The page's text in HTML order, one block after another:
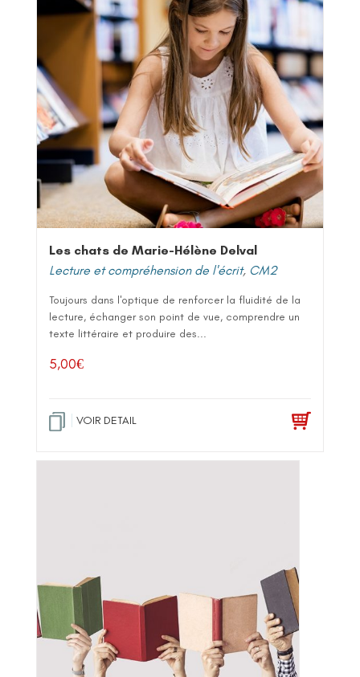
Les chats de Marie-Hélène Delval
Lecture et compréhension de l'écrit, CM2
Toujours dans l'optique de renforcer la fluidité de la
lecture, échanger son point de vue, comprendre un
texte littéraire et produire des...
5,00€
VOIR DETAIL